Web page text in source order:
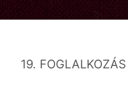
19. FOGLALKOZÁS